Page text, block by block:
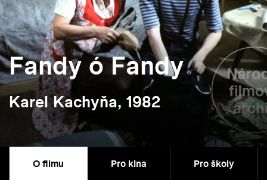
Fandy ó Fandy
Karel Kachyňa, 1982
O filmu Pro kina Pro školy